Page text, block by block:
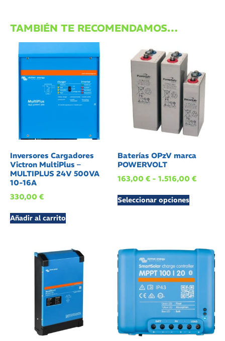
TAMBIÉN TE RECOMENDAMOS…
Inversores Cargadores
Victron MultiPlus –
MULTIPLUS 24V 500VA
10-16A
330,00 €
Añadir al carrito
Baterías OPzV marca
POWERVOLT
163,00 € - 1.516,00 €
Seleccionar opciones